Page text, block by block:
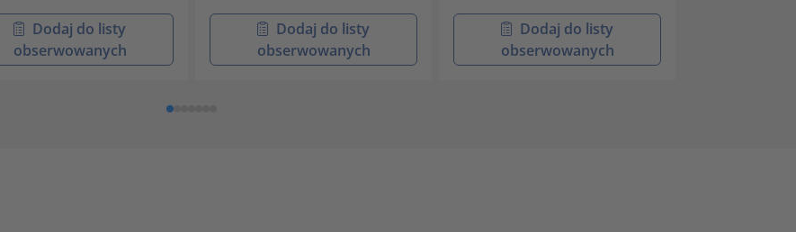
Dodaj do listy
obserwowanych
Dodaj do listy
obserwowanych
Dodaj do listy
obserwowanych